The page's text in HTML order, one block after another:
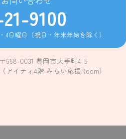
9100
4日曜日 （祝日・年末年始を除く）
〒668-0031 豊岡市大手町4-5
（アイティ4階 みらい応援Room）